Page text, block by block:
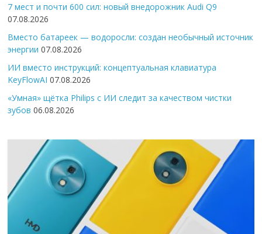
7 мест и почти 600 сил: новый внедорожник Audi Q9
07.08.2026
Вместо батареек — водоросли: создан необычный источник
энергии 07.08.2026
ИИ вместо инструкций: концептуальная клавиатура
KeyFlowAI 07.08.2026
«Умная» щётка Philips с ИИ следит за качеством чистки
зубов 06.08.2026